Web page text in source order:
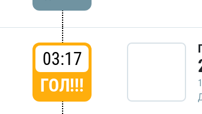
03:17
ГОЛ!!!